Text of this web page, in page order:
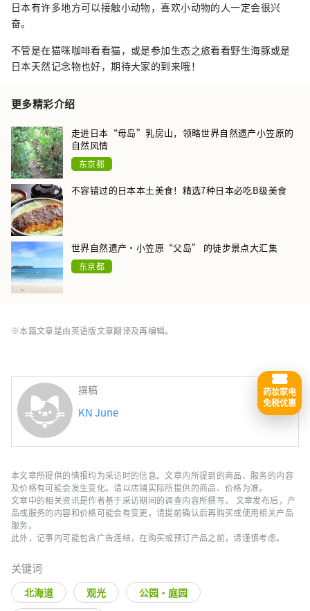
日本有许多地方可以接触小动物，喜欢小动物的人一定会很兴
奋。
不管是在猫咪咖啡看看猫，或是参加生态之旅看看野生海豚或是
日本天然记念物也好，期待大家的到来哦！
更多精彩介绍
走进日本“母岛”乳房山，领略世界自然遗产小笠原的
自然风情
东京都
不容错过的日本本土美食！精选7种日本必吃B级美食
世界自然遗产・小笠原“父岛” 的徒步景点大汇集
东京都
※本篇文章是由英语版文章翻译及再编辑。
撰稿
KN June
本文章所提供的情报均为采访时的信息。文章内所提到的商品、服务的内容
及价格有可能会发生变化。请以店铺实际所提供的商品、价格为准。
文章中的相关资讯是作者基于采访期间的调查内容所撰写。 文章发布后，产
品或服务的内容和价格可能会有变更，请提前确认后再购买或使用相关产品
服务。
此外，记事内可能包含广告连结，在购买或预订产品之前，请谨慎考虑。
关键词
北海道 观光
公园・庭园
药妆家电
免税优惠